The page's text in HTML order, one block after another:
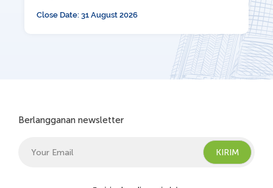
Close Date: 31 August 2026
Berlangganan newsletter